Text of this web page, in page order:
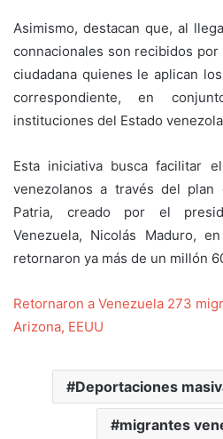
Asimismo, destacan que, al
connacionales son recibidos
ciudadana quienes le aplican
correspondiente, en
instituciones del Estado
Esta iniciativa busca facilitar
venezolanos a través del
Patria, creado por el
Venezuela, Nicolás Maduro,
retornaron ya más de un millón
Retornaron a Venezuela 273
Arizona, EEUU
Deportaciones
migrantes